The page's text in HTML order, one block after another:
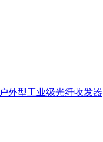
户外型工业级光纤收发器